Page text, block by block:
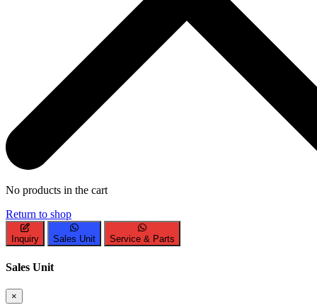
No products in the cart
Return to shop
Inquiry Sales Unit Service & Parts
Sales Unit
×